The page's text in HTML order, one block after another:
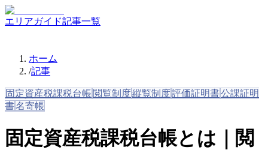
エリアガイド記事一覧
ホーム
/記事
固定資産税課税台帳 閲覧制度縦覧制度評価証明書公課証明
書名寄帳
固定資産税課税台帳とは｜閲